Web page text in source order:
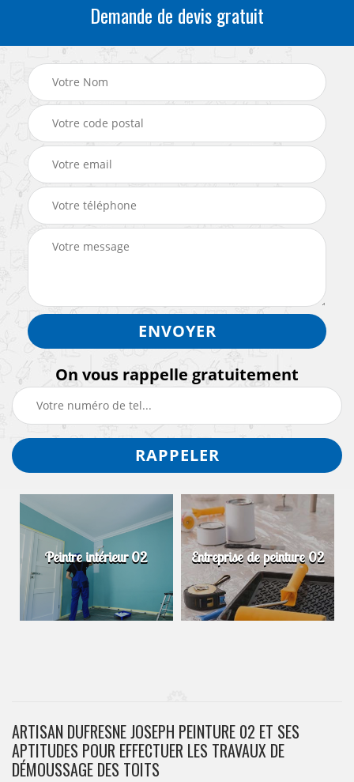
Demande de devis gratuit
On vous rappelle gratuitement
Peintre intérieur 02 Entreprise de peinture 02
ARTISAN DUFRESNE JOSEPH PEINTURE 02 ET SES
APTITUDES POUR EFFECTUER LES TRAVAUX DE
DÉMOUSSAGE DES TOITS